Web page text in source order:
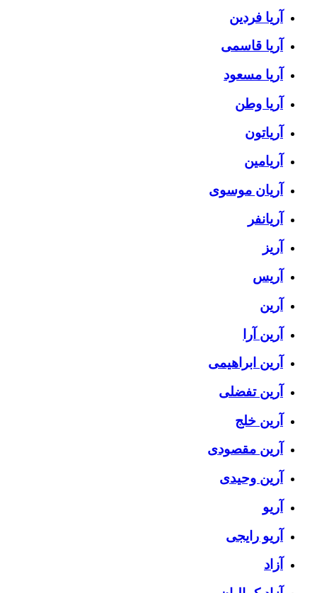
آریا فردین
آریا قاسمی
آریا مسعود
آریا وطن
آریاتون
آریامین
آریان موسوی
آریانفر
آریز
آریس
آرین
آرین آرا
آرین ابراهیمی
آرین تفضلی
آرین خلج
آرین مقصودی
آرین وحیدی
آریو
آریو رایجی
آزاد